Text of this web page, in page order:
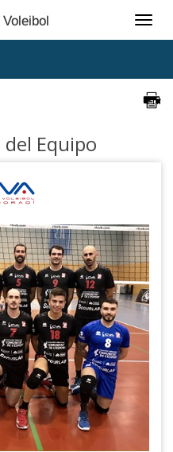
Equipo